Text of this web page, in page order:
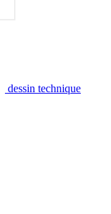
dessin technique